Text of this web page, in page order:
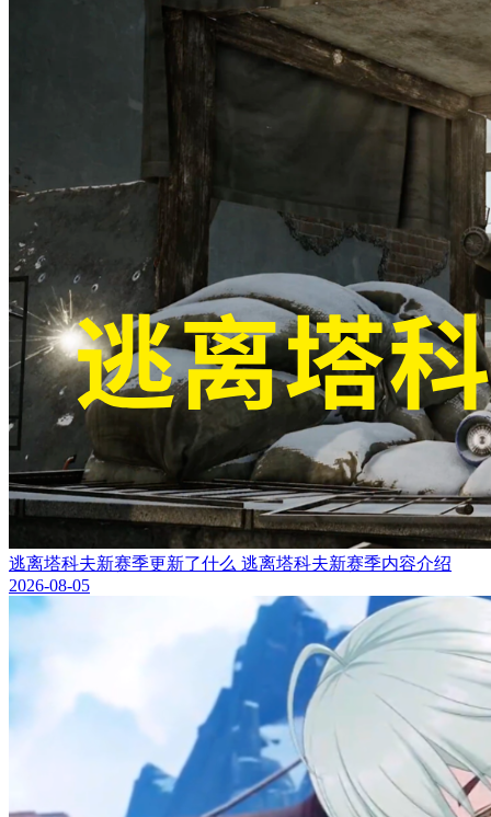
逃离塔科夫新赛季更新了什么 逃离塔科夫新赛季内容介绍
2026-08-05